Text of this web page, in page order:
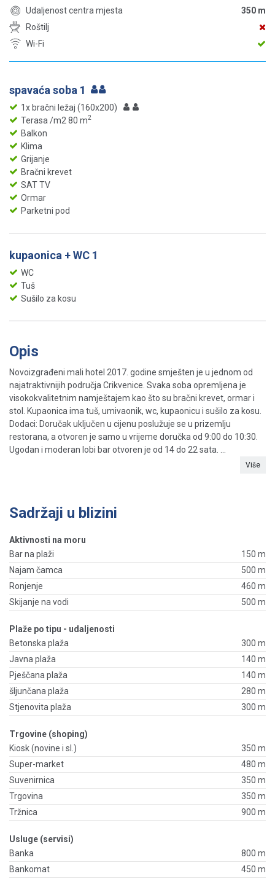
Udaljenost centra mjesta
350 m
Roštilj
Wi-Fi
spavaća soba 1
1x bračni ležaj (160x200)
Terasa /m2 80 m2
Balkon
Klima
Grijanje
Bračni krevet
SAT TV
Ormar
Parketni pod
kupaonica + WC 1
WC
Tuš
Sušilo za kosu
Opis
Novoizgrađeni mali hotel 2017. godine smješten je u jednom od
najatraktivnijih područja Crikvenice. Svaka soba opremljena je
visokokvalitetnim namještajem kao što su bračni krevet, ormar i
stol. Kupaonica ima tuš, umivaonik, wc, kupaonicu i sušilo za kosu.
Dodaci: Doručak uključen u cijenu poslužuje se u prizemlju
restorana, a otvoren je samo u vrijeme doručka od 9:00 do 10:30.
Ugodan i moderan lobi bar otvoren je od 14 do 22 sata. ...
Više
Sadržaji u blizini
Aktivnosti na moru
Bar na plaži
150 m
Najam čamca
500 m
Ronjenje
460 m
Skijanje na vodi
500 m
Plaže po tipu - udaljenosti
Betonska plaža
300 m
Javna plaža
140 m
Pješčana plaža
140 m
šljunčana plaža
280 m
Stjenovita plaža
300 m
Trgovine (shoping)
Kiosk (novine i sl.)
350 m
Super-market
480 m
Suvenirnica
350 m
Trgovina
350 m
Tržnica
900 m
Usluge (servisi)
Banka
800 m
Bankomat
450 m